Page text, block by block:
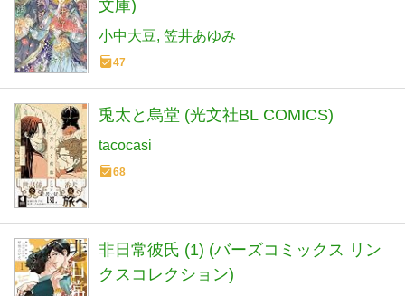
文庫)
小中大豆 笠井あゆみ
47
兎太と烏堂 (光文社BL COMICS)
tacocasi
68
非日常彼氏 (1) (バーズコミックス リン
クスコレクション)